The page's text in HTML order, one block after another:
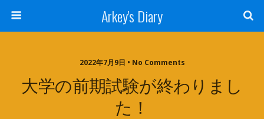
Arkey's Diary
2022年7月9日 • No Comments
大学の前期試験が終わりまし
た！